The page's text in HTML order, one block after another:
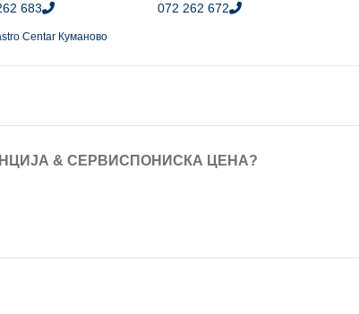
683 072 262 672
Centar Куманово
& СЕРВИС ПОНИСКА ЦЕНА?